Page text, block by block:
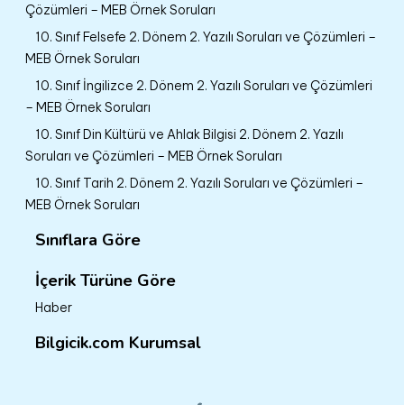
Çözümleri – MEB Örnek Soruları
10. Sınıf Felsefe 2. Dönem 2. Yazılı Soruları ve Çözümleri –
MEB Örnek Soruları
10. Sınıf İngilizce 2. Dönem 2. Yazılı Soruları ve Çözümleri
– MEB Örnek Soruları
10. Sınıf Din Kültürü ve Ahlak Bilgisi 2. Dönem 2. Yazılı
Soruları ve Çözümleri – MEB Örnek Soruları
10. Sınıf Tarih 2. Dönem 2. Yazılı Soruları ve Çözümleri –
MEB Örnek Soruları
Sınıflara Göre
İçerik Türüne Göre
Haber
Bilgicik.com Kurumsal